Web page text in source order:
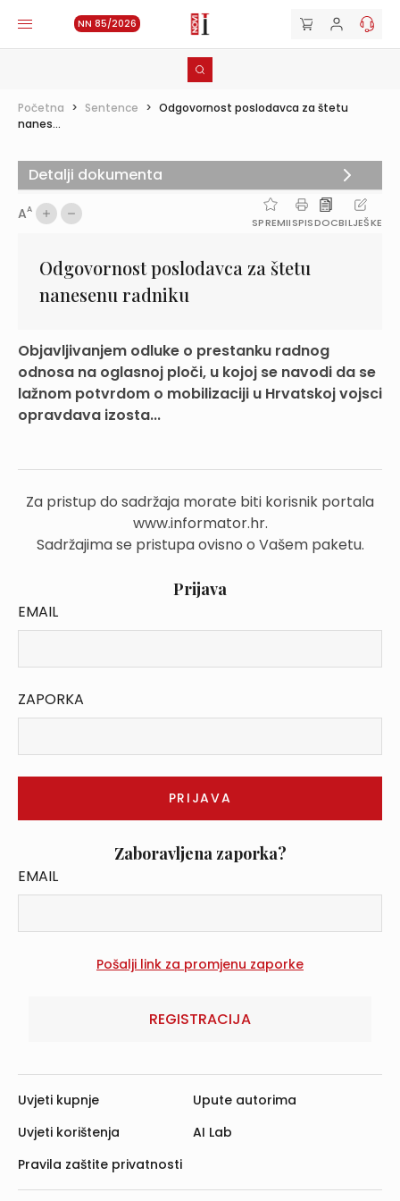
NN 85/2026
Početna > Sentence > Odgovornost poslodavca za štetu
nanes...
AA
SPREMIISPISDOCBILJEŠKE
Odgovornost poslodavca za štetu
nanesenu radniku
Objavljivanjem odluke o prestanku radnog
odnosa na oglasnoj ploči, u kojoj se navodi da se
lažnom potvrdom o mobilizaciji u Hrvatskoj vojsci
opravdava izosta...
Za pristup do sadržaja morate biti korisnik portala
www.informator.hr.
Sadržajima se pristupa ovisno o Vašem paketu.
Prijava
EMAIL
ZAPORKA
Zaboravljena zaporka?
EMAIL
REGISTRACIJA
Detalji dokumenta
Uvjeti kupnje
Uvjeti korištenja
Pravila zaštite privatnosti
Upute autorima
AI Lab